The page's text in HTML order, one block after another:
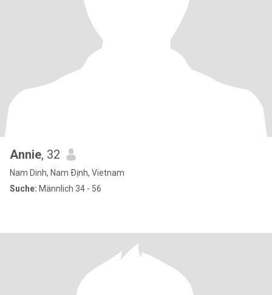
Annie, 32
Nam Dinh, Nam Ðịnh, Vietnam
Suche: Männlich 34 - 56